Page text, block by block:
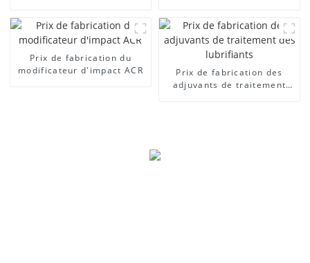
Prix ​​de fabrication du
modificateur d'impact ACR
Prix ​​de fabrication des
adjuvants de traitement